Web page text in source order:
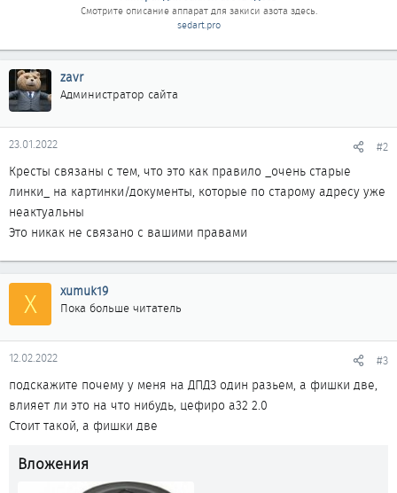
Смотрите описаниеаппарат для закиси азота здесь.
sedart.pro
zavr
Администратор сайта
23.01.2022 #2
Кресты связаны с тем, что это как правило _очень старые
линки_ на картинки/документы, которые по старому адресу уже
неактуальны
Это никак не связано с вашими правами
X xumuk19
Пока больше читатель
12.02.2022 #3
подскажите почему у меня на ДПДЗ один разьем, а фишки две,
влияет ли это на что нибудь, цефиро а32 2.0
Стоит такой, а фишки две
Вложения